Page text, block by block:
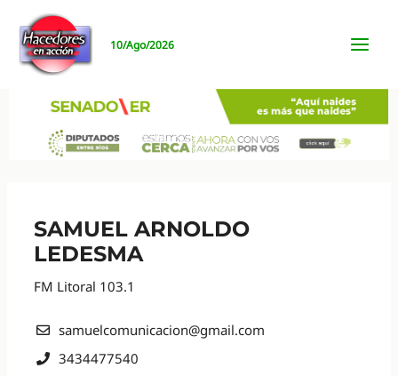
contenido
10/Ago/2026
SAMUEL ARNOLDO
LEDESMA
FM Litoral 103.1
samuelcomunicacion@gmail.com
3434477540